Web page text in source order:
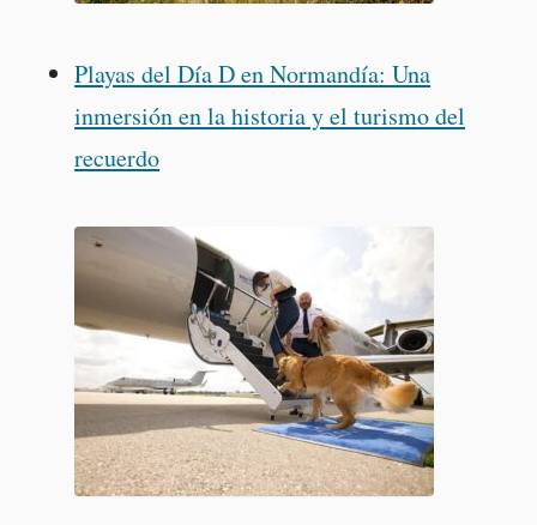
Playas del Día D en Normandía: Una
inmersión en la historia y el turismo del
recuerdo